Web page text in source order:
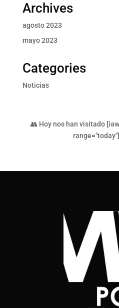
Archives
agosto 2023
mayo 2023
Categories
Noticias
👥 Hoy nos han visitado